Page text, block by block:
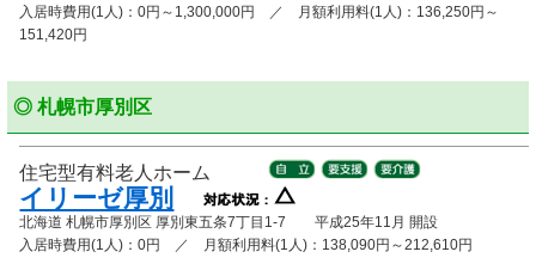
入居時費用(1人)：0円～1,300,000円 ／ 月額利用料(1人)：136,250円～
151,420円
◎ 札幌市厚別区
住宅型有料老人ホーム
イリーゼ厚別
北海道 札幌市厚別区 厚別東五条7丁目1-7 平成25年11月 開設
入居時費用(1人)：0円 ／ 月額利用料(1人)：138,090円～212,610円